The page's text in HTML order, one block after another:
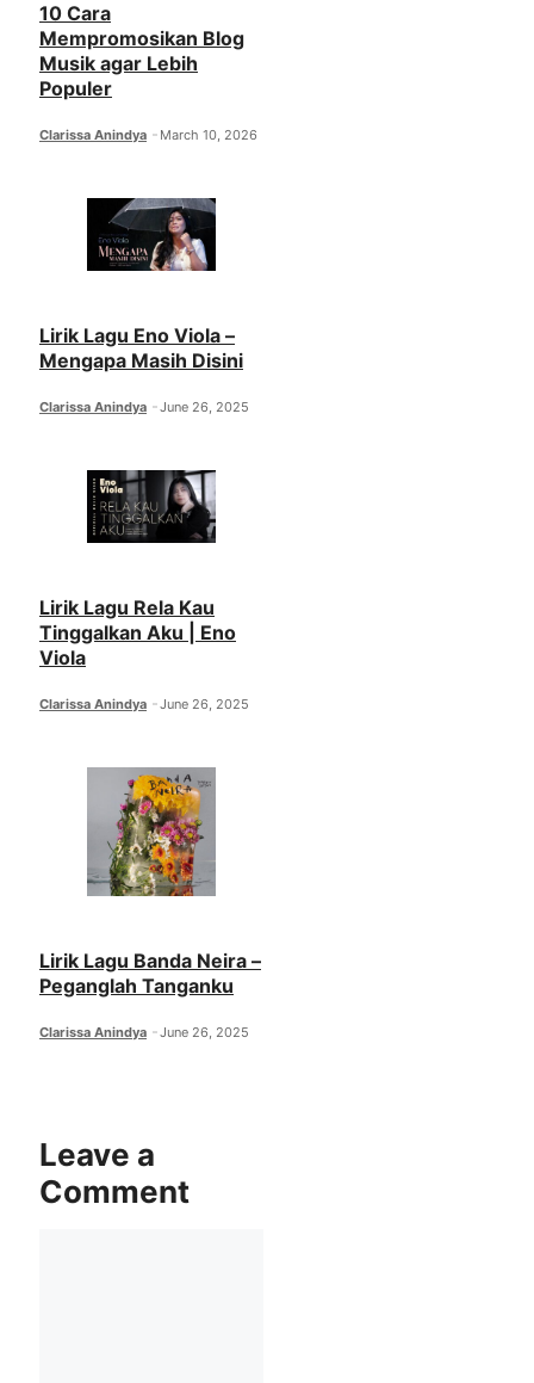
10 Cara
Mempromosikan Blog
Musik agar Lebih
Populer
Clarissa Anindya March 10, 2026
Lirik Lagu Eno Viola –
Mengapa Masih Disini
Clarissa Anindya June 26, 2025
Lirik Lagu Rela Kau
Tinggalkan Aku | Eno
Viola
Clarissa Anindya June 26, 2025
Lirik Lagu Banda Neira –
Peganglah Tanganku
Clarissa Anindya June 26, 2025
Leave a
Comment